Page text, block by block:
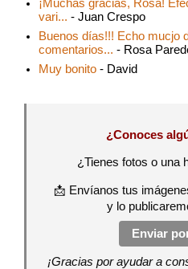
¡Muchas gracias, Rosa!
vari... - Juan Crespo
Buenos días!!! Echo mucjo
comentarios... - Rosa
Muy bonito - David
¿Conoces
¿Tienes fotos o una
📩 Envíanos tus
y lo
Enviar
¡Gracias por ayudar a